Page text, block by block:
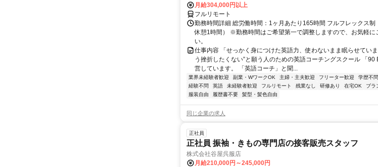
月給304,000円以上
フルリモート
勤務時間詳細 総労働時間：1ヶ月あたり165時間 フルフレックス制
休憩1時間） ※勤務時間はご希望第一で調整しますので、お気軽に
い。
仕事内容 「せっかく身につけた英語力、使わないまま眠らせていま
う挫折したくない”と願う人のための英語コーチングスクール 「90
営しています。 「英語コーチ」と聞...
業界未経験者歓迎 副業・WワークOK 主婦・主夫歓迎 フリーター歓迎 学歴不問
経験不問
英語 未経験者歓迎 フルリモート 残業なし 研修あり 在宅OK ブラ
服装自由
履歴書不要 髪型・髪色自由
同じ企業の求人
正社員
正社員 振袖・きもの専門店の接客販売スタッフ
株式会社谷屋呉服店
月給210,000円～245,000円